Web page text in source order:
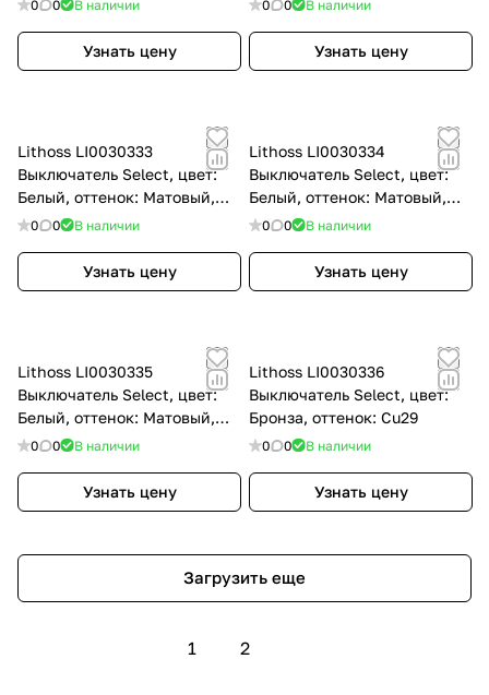
0 0 В наличии
Узнать цену
0 0 В наличии
Узнать цену
Lithoss LI0030333
Выключатель Select, цвет:
Белый, оттенок: Матовый,
9010
0 0 В наличии
Узнать цену
Lithoss LI0030334
Выключатель Select, цвет:
Белый, оттенок: Матовый,
9010
0 0 В наличии
Узнать цену
Lithoss LI0030335
Выключатель Select, цвет:
Белый, оттенок: Матовый,
9010
0 0 В наличии
Узнать цену
Lithoss LI0030336
Выключатель Select, цвет:
Бронза, оттенок: Cu29
0 0 В наличии
Узнать цену
Загрузить еще
1 2